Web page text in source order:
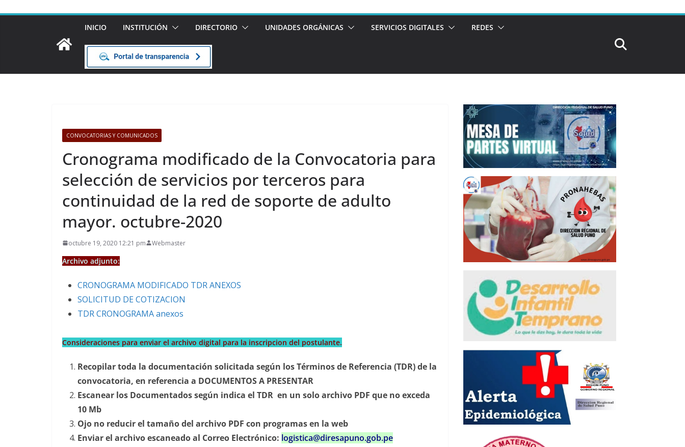
INICIO INSTITUCIÓN DIRECTORIO UNIDADES ORGÁNICAS SERVICIOS DIGITALES REDES
CONVOCATORIAS Y COMUNICADOS
Cronograma modificado de la Convocatoria para
selección de servicios por terceros para
continuidad de la red de soporte de adulto
mayor. octubre-2020
octubre 19, 2020 12:21 pm Webmaster
Archivo adjunto:
CRONOGRAMA MODIFICADO TDR ANEXOS
SOLICITUD DE COTIZACION
TDR CRONOGRAMA anexos
Consideraciones para enviar el archivo digital para la inscripcion del postulante.
Recopilar toda la documentación solicitada según los Términos de Referencia (TDR) de la
convocatoria, en referencia a DOCUMENTOS A PRESENTAR
Escanear los Documentados según indica el TDR en un solo archivo PDF que no exceda
10 Mb
Ojo no reducir el tamaño del archivo PDF con programas en la web
Enviar el archivo escaneado al Correo Electrónico: logistica@diresapuno.gob.pe